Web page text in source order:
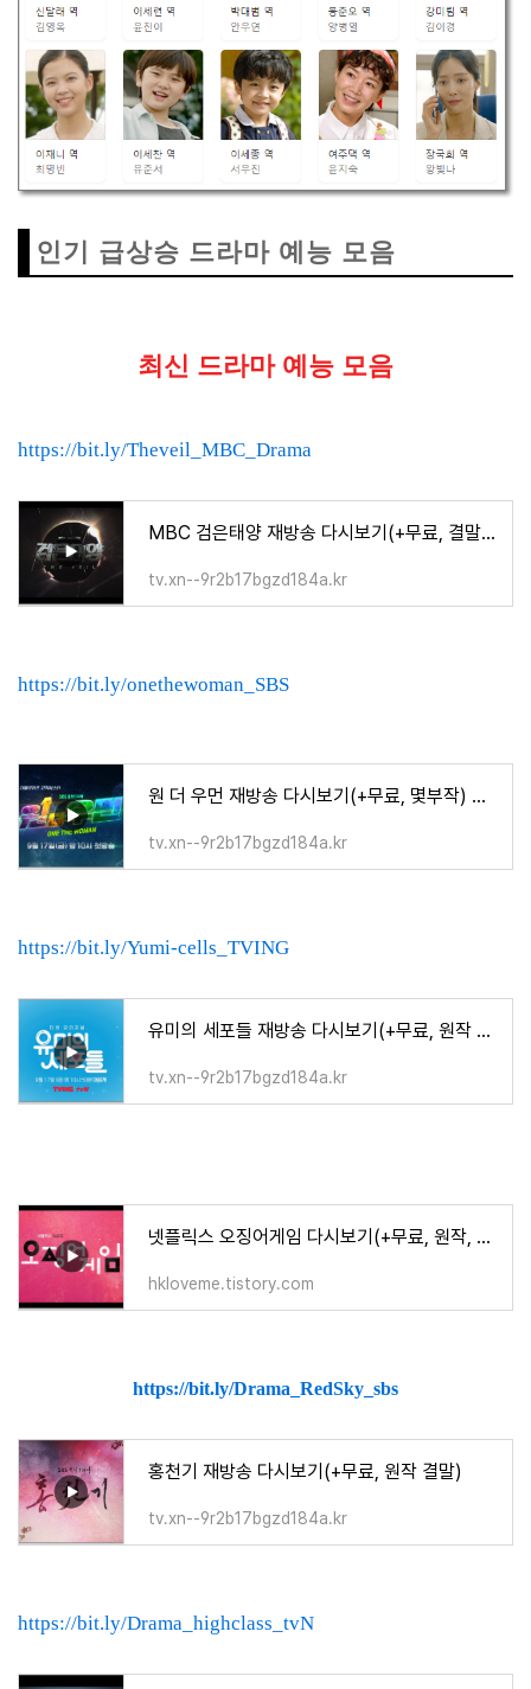
인기 급상승 드라마 예능 모음
최신 드라마 예능 모음
https://bit.ly/Theveil_MBC_Drama
MBC 검은태양 재방송 다시보기(+무료, 결말) 넷플릭스 티빙 웨이브
tv.xn--9r2b17bgzd184a.kr
https://bit.ly/onethewoman_SBS
원 더 우먼 재방송 다시보기(+무료, 몇부작) 결말 인물관계도
tv.xn--9r2b17bgzd184a.kr
https://bit.ly/Yumi-cells_TVING
유미의 세포들 재방송 다시보기(+무료, 원작 결말) 티빙 넷플릭스
tv.xn--9r2b17bgzd184a.kr
넷플릭스 오징어게임 다시보기(+무료, 원작, 결말, 시즌2) 총정리
hkloveme.tistory.com
https://bit.ly/Drama_RedSky_sbs
홍천기 재방송 다시보기(+무료, 원작 결말)
tv.xn--9r2b17bgzd184a.kr
https://bit.ly/Drama_highclass_tvN